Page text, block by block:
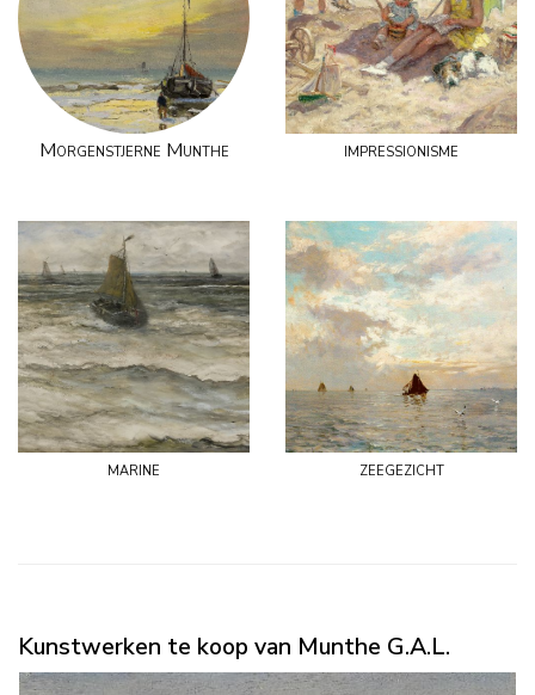
Morgenstjerne Munthe impressionisme
marine zeegezicht
Kunstwerken te koop van Munthe G.A.L.